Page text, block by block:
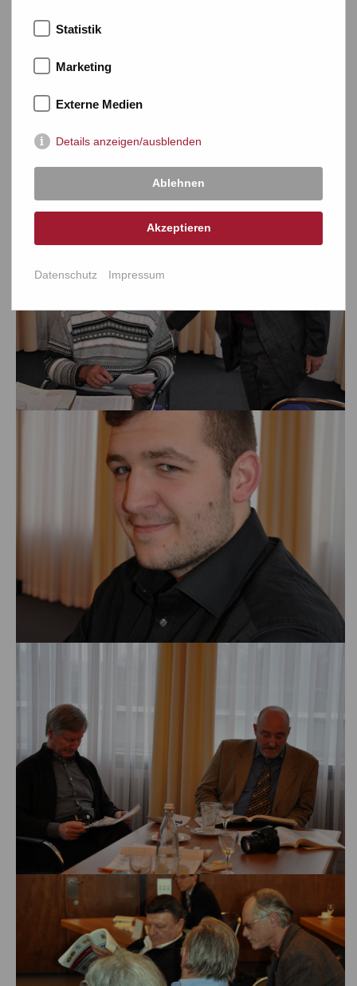
Statistik
Marketing
Externe Medien
Details anzeigen/ausblenden
Ablehnen
Akzeptieren
Datenschutz Impressum